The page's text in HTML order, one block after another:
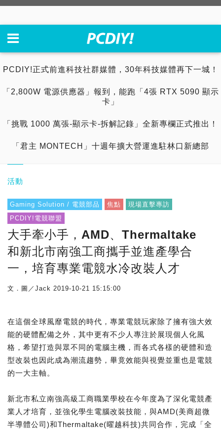
PCDIY!正式前進科技社群媒體，30年科技媒體再下一城！
「2,800W 電源供應器」報到，能跑「4張 RTX 5090 顯示
卡」
「挑戰 1000 萬張-顯示卡-拆解記錄」全新專欄正式推出！
「君主 MONTECH」十週年擴大營運進駐林口新總部
活動
Gaming Solution / 電競部品 焦點
現場直擊專訪
PCDIY!電競聯盟
大手牽小手，AMD、Thermaltake
和新北市南強工商攜手並進產學合
一，培育專業電競水冷改裝人才
文．圖／Jack 2019-10-21 15:15:00
在這個全球風靡電競的時代，專業電競玩家除了擁有強大效
能的硬體配備之外，其中更有不少人專注於展現個人化風
格，希望打造與眾不同的電腦主機，而各式各樣的硬體和造
型改裝也因此成為潮流趨勢，畢竟效能與視覺並重也是電競
的一大主軸。
新北市私立南強高級工商職業學校在今年度為了深化電競產
業人才培育，並強化學生電腦改裝技能，與AMD(美商超微
半導體公司)和Thermaltake(曜越科技)共同合作，完成「全